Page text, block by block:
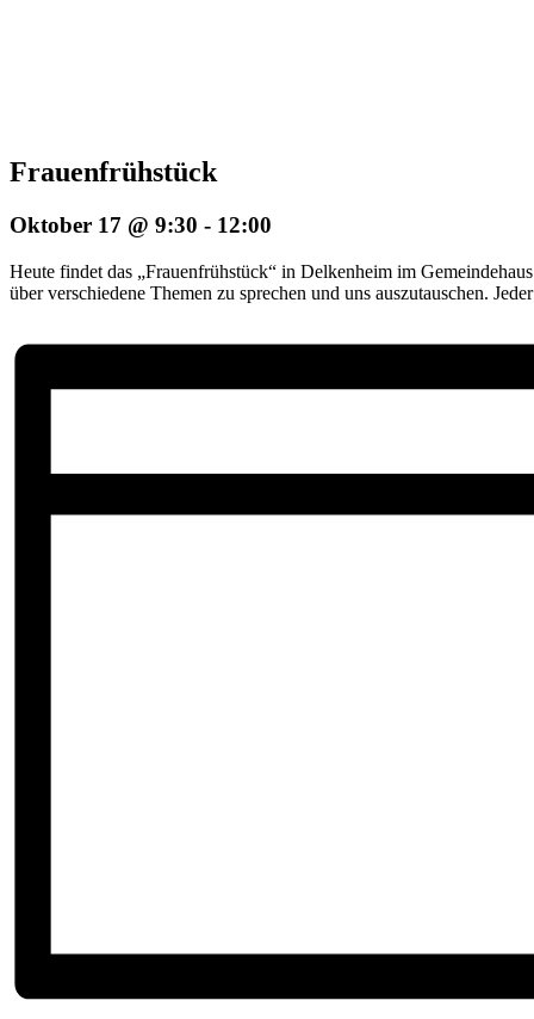
Frauenfrühstück
Oktober 17 @ 9:30 - 12:00
Heute findet das „Frauenfrühstück“ in Delkenheim im
über verschiedene Themen zu sprechen und uns auszutauschen.